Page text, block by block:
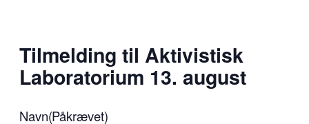
Tilmelding til Aktivistisk
Laboratorium 13. august
Navn(Påkrævet)